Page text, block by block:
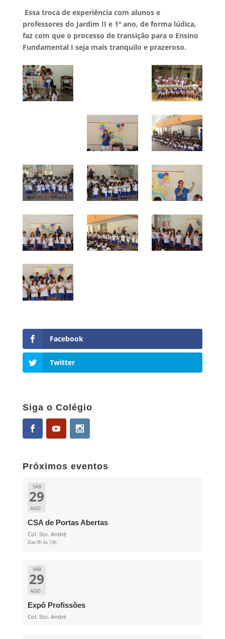
Essa troca de experiência com alunos e
professores do Jardim II e 1º ano, de forma lúdica,
faz com que o processo de transição para o Ensino
Fundamental I seja mais tranquilo e prazeroso.
Facebook
Twitter
Siga o Colégio
Próximos eventos
SÁB
29
AGO
CSA de Portas Abertas
Col. Sto. André
Das 9h às 13h
SÁB
29
AGO
Expô Profissões
Col. Sto. André